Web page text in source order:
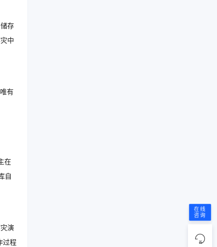
存
中
有
在
自
演
过程
在线
咨询